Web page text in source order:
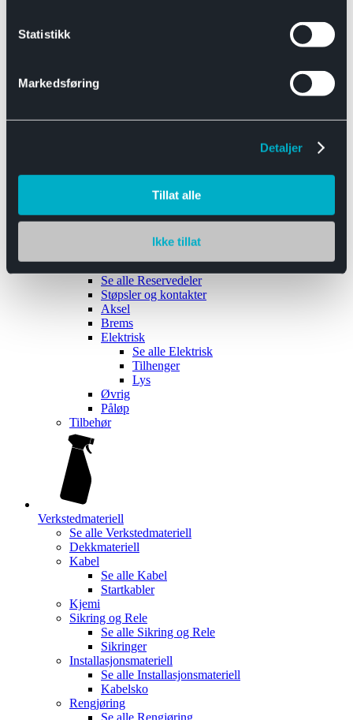
Statistikk
Markedsføring
Detaljer
Tillat alle
Ikke tillat
Båthengere
Reservedeler
Se alle Reservedeler
Støpsler og kontakter
Aksel
Brems
Elektrisk
Se alle Elektrisk
Tilhenger
Lys
Øvrig
Påløp
Tilbehør
Verkstedmateriell
Se alle Verkstedmateriell
Dekkmateriell
Kabel
Se alle Kabel
Startkabler
Kjemi
Sikring og Rele
Se alle Sikring og Rele
Sikringer
Installasjonsmateriell
Se alle Installasjonsmateriell
Kabelsko
Rengjøring
Se alle Rengjøring